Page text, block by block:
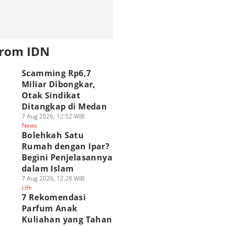
IDN
Scamming Rp6,7
Miliar Dibongkar,
Otak Sindikat
Ditangkap di Medan
7 Aug 2026, 12:52 WIB
News
Bolehkah Satu
Rumah dengan Ipar?
Begini Penjelasannya
dalam Islam
7 Aug 2026, 12:28 WIB
Life
7 Rekomendasi
Parfum Anak
Kuliahan yang Tahan